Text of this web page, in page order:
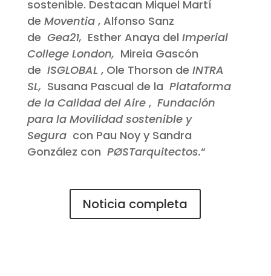
sostenible. Destacan Miquel Martí
de Moventia, Alfonso Sanz
de Gea21, Esther Anaya del Imperial
College London, Mireia Gascón
de ISGLOBAL , Ole Thorson de INTRA
SL, Susana Pascual de la Plataforma
de la Calidad del Aire, Fundación
para la Movilidad sostenible y
Segura con Pau Noy y Sandra
González con PØSTarquitectos.“
Noticia completa